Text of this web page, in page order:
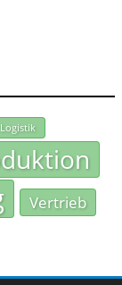
Vertrieb